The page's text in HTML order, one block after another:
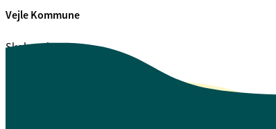
Vejle Kommune
Skolegade 1